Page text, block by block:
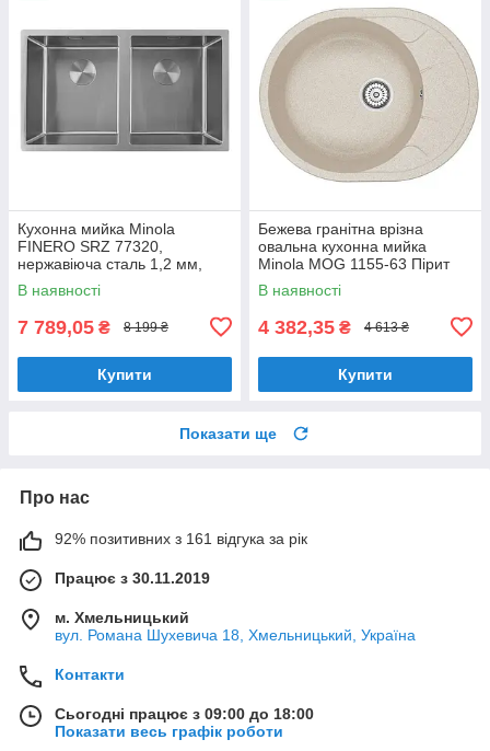
Кухонна мийка Minola
FINERO SRZ 77320,
нержавіюча сталь 1,2 мм,
двочашева, врізна/під
стільницю
В наявності
7 789,05 ₴ 8 199 ₴
Купити
Бежева гранітна врізна
овальна кухонна мийка
Minola MOG 1155-63 Пірит
В наявності
4 382,35 ₴ 4 613 ₴
Купити
Показати ще
Про нас
92% позитивних з 161 відгука за рік
Працює з 30.11.2019
м. Хмельницький
вул. Романа Шухевича 18, Хмельницький, Україна
Контакти
Сьогодні працює з 09:00 до 18:00
Показати весь графік роботи